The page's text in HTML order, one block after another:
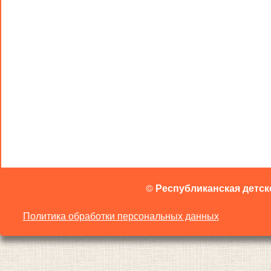
© Республиканская
Политика обработки персональных данных